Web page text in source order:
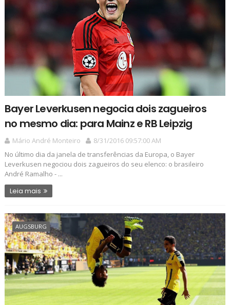
Bayer Leverkusen negocia dois zagueiros
no mesmo dia: para Mainz e RB Leipzig
Mário André Monteiro
8/31/2016 09:57:00 AM
No último dia da janela de transferências da Europa, o Bayer
Leverkusen negociou dois zagueiros do seu elenco: o brasileiro
André Ramalho - ...
Leia mais
AUGSBURG